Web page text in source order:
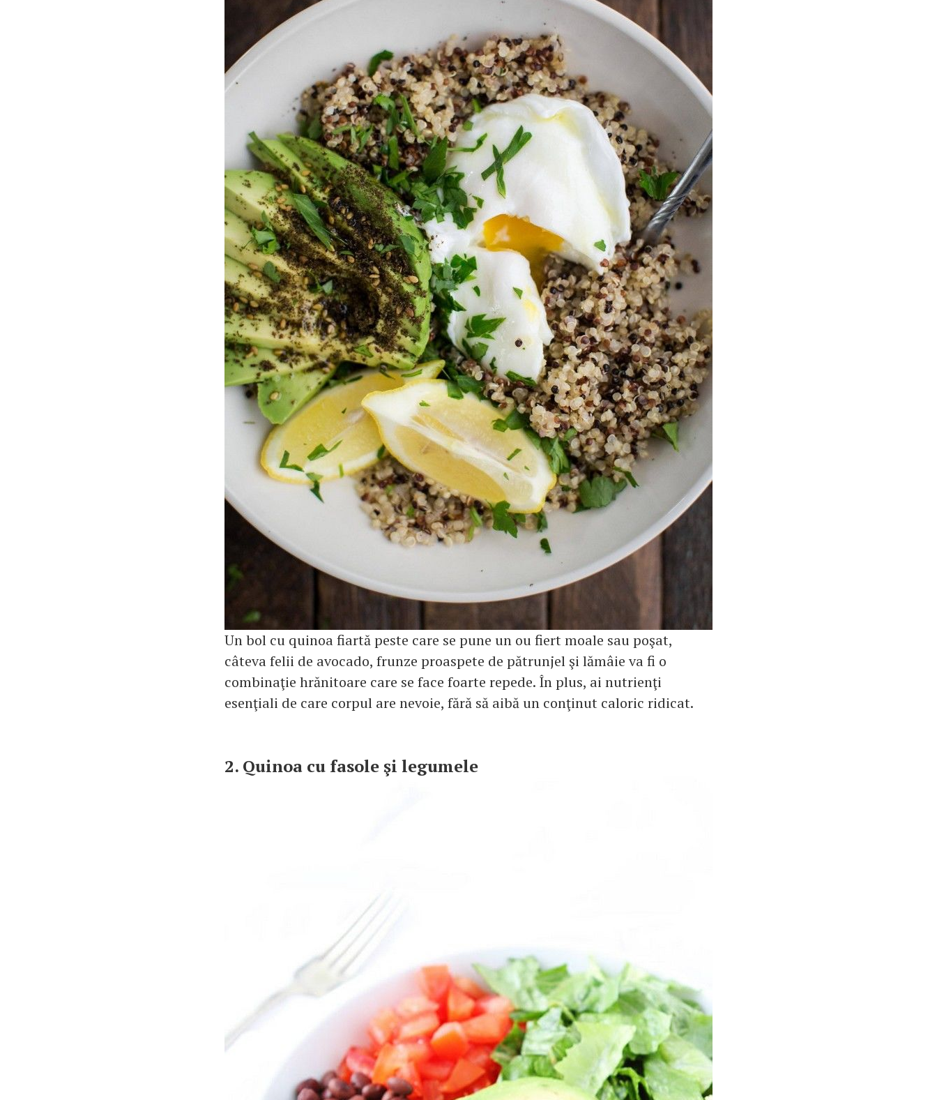
Un bol cu quinoa fiartă peste care se pune un ou fiert moale sau poşat,
câteva felii de avocado, frunze proaspete de pătrunjel şi lămâie va fi o
combinaţie hrănitoare care se face foarte repede. În plus, ai nutrienţi
esenţiali de care corpul are nevoie, fără să aibă un conţinut caloric ridicat.
2. Quinoa cu fasole şi legumele